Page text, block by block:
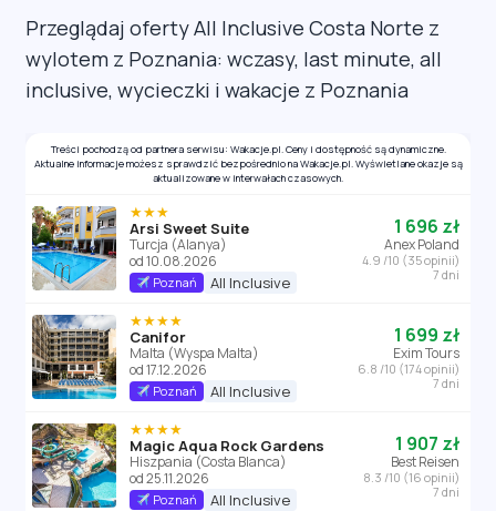
Przeglądaj oferty All Inclusive Costa Norte z
wylotem z Poznania: wczasy, last minute, all
inclusive, wycieczki i wakacje z Poznania
Treści pochodzą od partnera serwisu: Wakacje.pl. Ceny i dostępność są dynamiczne.
Aktualne informacje możesz sprawdzić bezpośrednio na Wakacje.pl. Wyświetlane okazje są
aktualizowane w interwałach czasowych.
★★★
Arsi Sweet Suite
Turcja (Alanya)
od 10.08.2026
Poznań All Inclusive
1 696 zł
Anex Poland
4.9 /10 (35 opinii)
7 dni
★★★★
Canifor
Malta (Wyspa Malta)
od 17.12.2026
Poznań All Inclusive
1 699 zł
Exim Tours
6.8 /10 (174 opinii)
7 dni
★★★★
Magic Aqua Rock Gardens
Hiszpania (Costa Blanca)
od 25.11.2026
Poznań All Inclusive
1 907 zł
Best Reisen
8.3 /10 (16 opinii)
7 dni